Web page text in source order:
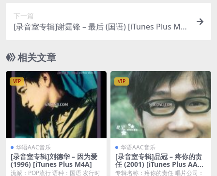
下一篇
[录音室专辑]谢霆锋 – 最后 (国语) [iTunes Plus M4
相关文章
VIP
华语AAC音乐
[录音室专辑]刘德华 – 因为爱
(1996) [iTunes Plus M4A]
流派：POP流行 语种：国语 发行时
VIP
华语AAC音乐
[录音室专辑]品冠 – 疼你的责
任 (2001) [iTunes Plus AAC
M4A]
专辑名称：疼你的责任 唱片公司：